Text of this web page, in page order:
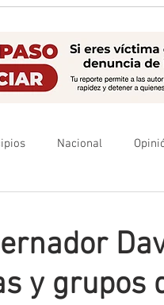
Nacional
y grupos